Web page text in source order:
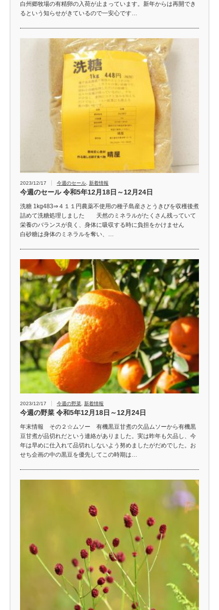
白州郷牧場の有精卵の入荷が止まっています。新年からは再開でき
るという知らせがきているので一安心です…
2023/12/17 今週のセール 新着情報
今週のセール 令和5年12月18日～12月24日
洗糖 1kg483⇒４１１円農薬不使用の種子島産さとうきびを収穫後煮
詰めて洗糖処理しました 天然のミネラルがたくさん残っていて
栄養のバランスが良く、身体に吸収する時に負担をかけません
白砂糖は身体のミネラルを奪い、…
2023/12/17 今週の野菜 新着情報
今週の野菜 令和5年12月18日～12月24日
年末情報 その２☆ムソー 有機黒豆甘煮の欠品ムソーから有機黒
豆甘煮が品切れだという連絡がありました。実は昨年も欠品し、今
年は早めに仕入れて品切れしないよう努めましたがだめでした。お
せち企画の中の黒豆を優先してこの時期は…